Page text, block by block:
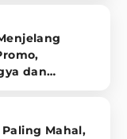
dan
Mahal,